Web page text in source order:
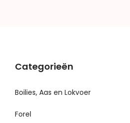
Categorieën
Boilies, Aas en Lokvoer
Forel